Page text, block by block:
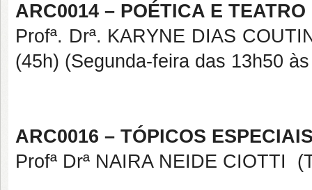
ARC0014 – POÉTICA E TEATRO
Profª. Drª. KARYNE DIAS
(45h) (Segunda-feira das 13h50
ARC0016 – TÓPICOS
Profª Drª NAIRA NEIDE CIOTTI